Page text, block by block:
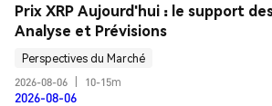
Prix XRP Aujourd'hui : le support
Analyse et Prévisions
Perspectives du Marché
2026-08-06
10-15m
2026-08-06